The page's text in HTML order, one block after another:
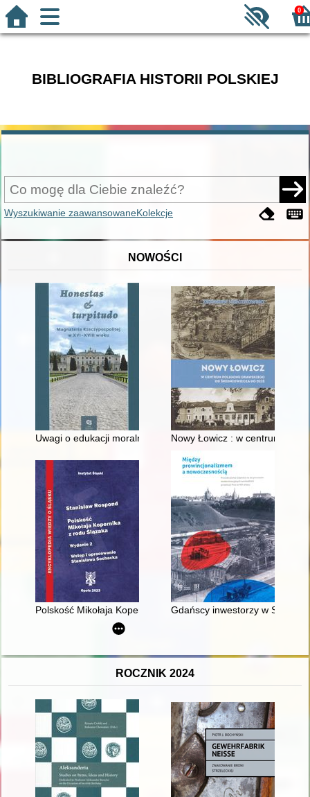
0
BIBLIOGRAFIA HISTORII POLSKIEJ
Wyszukiwanie zaawansowaneKolekcje
NOWOŚCI
Uwagi o edukacji moralnej synów szlacheckich w XVI-
Nowy Łowicz : w centrum
Polskość Mikołaja Kopernika z rodu Ślązaka
Gdańscy inwestorzy w
ROCZNIK 2024